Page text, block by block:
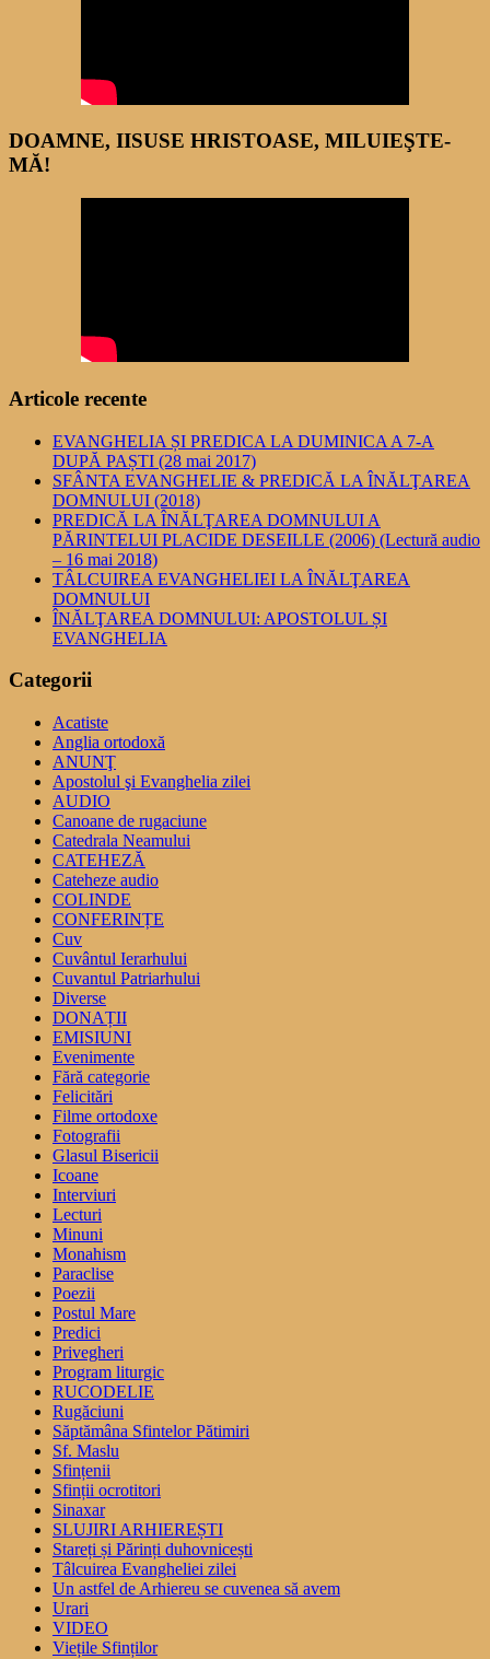
DOAMNE, IISUSE HRISTOASE, MILUIEŞTE-
MĂ!
Articole recente
EVANGHELIA ȘI PREDICA LA DUMINICA A 7-A
DUPĂ PAȘTI (28 mai 2017)
SFÂNTA EVANGHELIE & PREDICĂ LA ÎNĂLŢAREA
DOMNULUI (2018)
PREDICĂ LA ÎNĂLŢAREA DOMNULUI A
PĂRINTELUI PLACIDE DESEILLE (2006) (Lectură audio
– 16 mai 2018)
TÂLCUIREA EVANGHELIEI LA ÎNĂLŢAREA
DOMNULUI
ÎNĂLŢAREA DOMNULUI: APOSTOLUL ȘI
EVANGHELIA
Categorii
Acatiste
Anglia ortodoxă
ANUNŢ
Apostolul şi Evanghelia zilei
AUDIO
Canoane de rugaciune
Catedrala Neamului
CATEHEZĂ
Cateheze audio
COLINDE
CONFERINȚE
Cuv
Cuvântul Ierarhului
Cuvantul Patriarhului
Diverse
DONAȚII
EMISIUNI
Evenimente
Fără categorie
Felicitări
Filme ortodoxe
Fotografii
Glasul Bisericii
Icoane
Interviuri
Lecturi
Minuni
Monahism
Paraclise
Poezii
Postul Mare
Predici
Privegheri
Program liturgic
RUCODELIE
Rugăciuni
Săptămâna Sfintelor Pătimiri
Sf. Maslu
Sfințenii
Sfinții ocrotitori
Sinaxar
SLUJIRI ARHIEREȘTI
Stareți și Părinți duhovnicești
Tâlcuirea Evangheliei zilei
Un astfel de Arhiereu se cuvenea să avem
Urari
VIDEO
Viețile Sfinților